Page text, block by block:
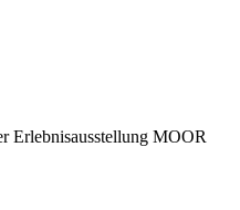
Erlebnisausstellung MOOR